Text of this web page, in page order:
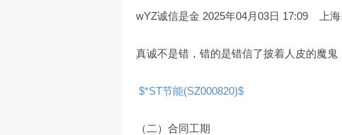
wYZ诚信是金 2025年04月03日 17:09 上海
真诚不是错，错的是错信了披着人皮的魔鬼
$*ST节能(SZ000820)$
（二）合同工期